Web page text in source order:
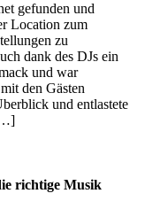
gefunden und
Location zum
zu
dank des DJs ein
und war
den Gästen
und entlastete
richtige Musik